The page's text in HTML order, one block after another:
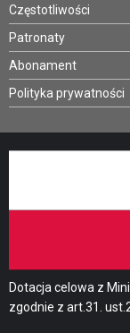
Częstotliwości
Patronaty
Abonament
Polityka prywatności
Dotacja celowa z
zgodnie z art.31.